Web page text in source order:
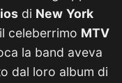
di New York
celeberrimo MTV
la band aveva
dal loro album di